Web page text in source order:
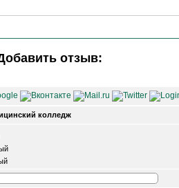
отзыв:
колледж